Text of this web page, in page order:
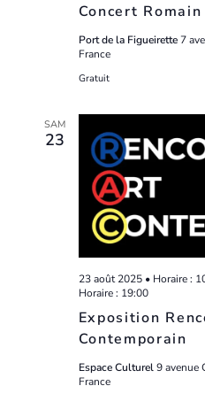
Concert
Port de la Figueirette 7
France
Gratuit
SAM
23
Exposition
Contemporain
23 août 2025 • Horaire :
Horaire : 19:00
Espace Culturel9 avenue
France